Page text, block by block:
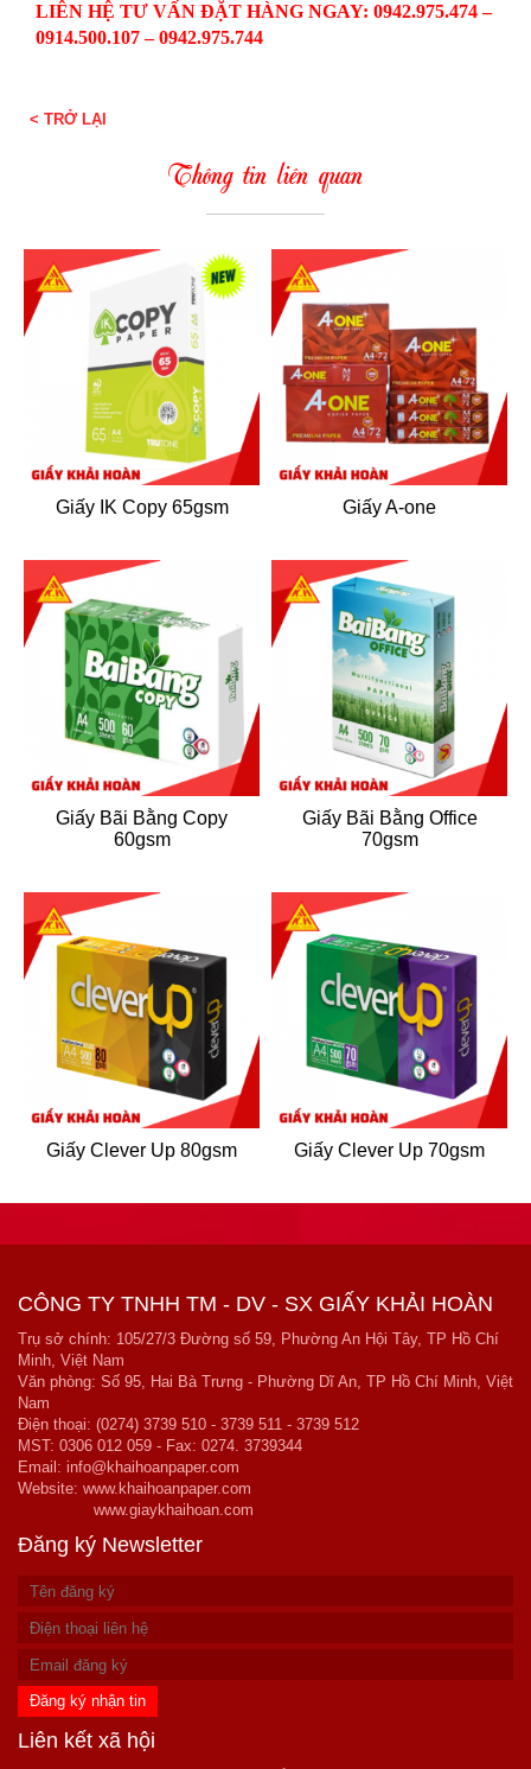
LIÊN HỆ TƯ VẤN ĐẶT HÀNG NGAY: 0942.975.474 –
0914.500.107 – 0942.975.744
< TRỞ LẠI
Thông tin liên quan
Giấy IK Copy 65gsm Giấy A-one
Giấy Bãi Bằng Copy
60gsm
Giấy Bãi Bằng Office
70gsm
Giấy Clever Up 80gsm Giấy Clever Up 70gsm
CÔNG TY TNHH TM - DV - SX GIẤY KHẢI HOÀN
Trụ sở chính: 105/27/3 Đường số 59, Phường An Hội Tây, TP Hồ Chí
Minh, Việt Nam
Văn phòng: Số 95, Hai Bà Trưng - Phường Dĩ An, TP Hồ Chí Minh, Việt
Nam
Điện thoại: (0274) 3739 510 - 3739 511 - 3739 512
MST: 0306 012 059 - Fax: 0274. 3739344
Email: info@khaihoanpaper.com
Website: www.khaihoanpaper.com
www.giaykhaihoan.com
Đăng ký Newsletter
Liên kết xã hội